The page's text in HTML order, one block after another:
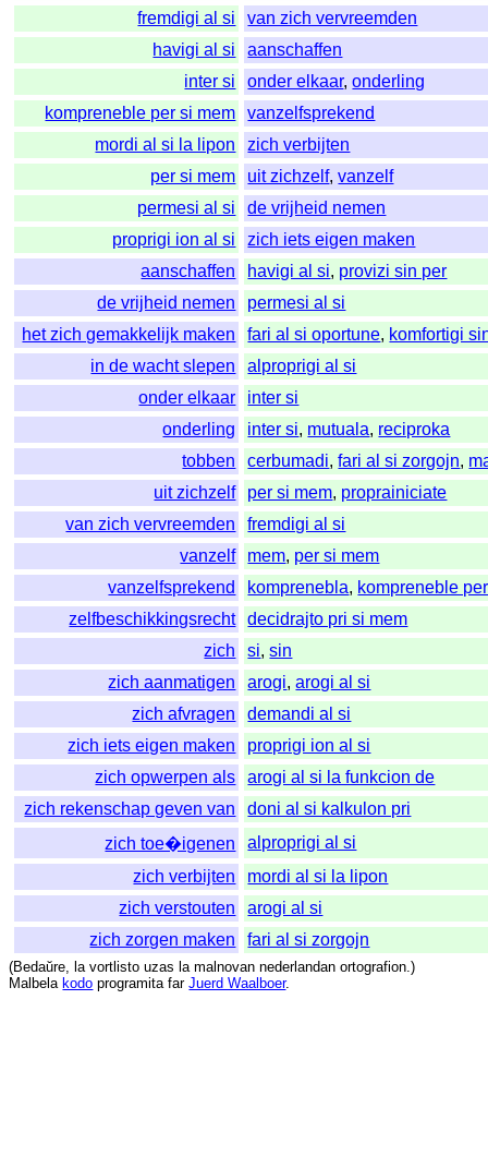
fremdigi al si
van zich vervreemden
havigi al si
aanschaffen
inter si
onder elkaar,onderling
kompreneble per si mem
vanzelfsprekend
mordi al si la lipon
zich verbijten
per si mem
uit zichzelf,vanzelf
permesi al si
de vrijheid nemen
proprigi ion al si
zich iets eigen maken
aanschaffen
havigi al si, provizi sin per
de vrijheid nemen
permesi al si
het zich gemakkelijk maken
fari al si oportune, komfortigi
in de wacht slepen
alproprigi al si
onder elkaar
inter si
onderling
inter si, mutuala, reciproka
tobben
cerbumadi,fari al si zorgojn,
uit zichzelf
per si mem, proprainiciate
van zich vervreemden
fremdigi al si
vanzelf
mem, per si mem
vanzelfsprekend
komprenebla, kompreneble
zelfbeschikkingsrecht
decidrajto pri si mem
zich
si,sin
zich aanmatigen
arogi,arogi al si
zich afvragen
demandi al si
zich iets eigen maken
proprigi ion al si
zich opwerpen als
arogi al si la funkcion de
zich rekenschap geven van
doni al si kalkulon pri
zich toe�igenen
alproprigi al si
zich verbijten
mordi al si la lipon
zich verstouten
arogi al si
zich zorgen maken
fari al si zorgojn
(Bedaŭre, la vortlisto uzas la malnovan nederlandan ortografion.)
Malbela kodo programita far Juerd Waalboer.